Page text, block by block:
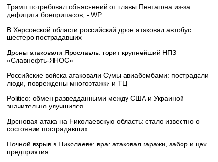
Трамп потребовал объяснений от главы Пентагона из-за
дефицита боеприпасов, - WP
В Херсонской области российский дрон атаковал автобус:
шестеро пострадавших
Дроны атаковали Ярославль: горит крупнейший НПЗ
«Славнефть‑ЯНОС»
Российские войска атаковали Сумы авиабомбами: пострадали
люди, повреждены многоэтажки и ТЦ
Politico: обмен разведданными между США и Украиной
значительно улучшился
Дроновая атака на Николаевскую область: стало известно о
состоянии пострадавших
Ночной взрыв в Николаеве: враг атаковал гаражи, забор и цех
предприятия